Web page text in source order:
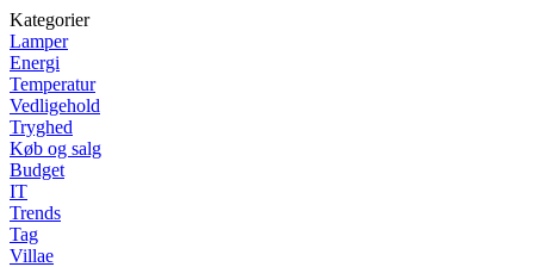
Kategorier
Lamper
Energi
Temperatur
Vedligehold
Tryghed
Køb og salg
Budget
IT
Trends
Tag
Villae